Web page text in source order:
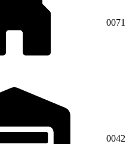
0071
0042